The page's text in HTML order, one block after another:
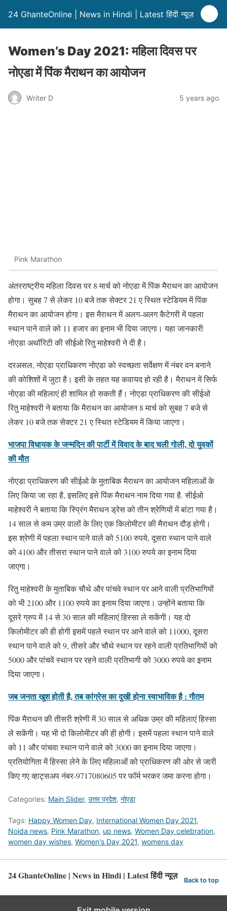
24 GhanteOnline | News in Hindi | Latest हिंदी न्यूज़
Women’s Day 2021: महिला दिवस पर
नोएडा में पिंक मैराथन का आयोजन
Writer D 5 years ago
Pink Marathon
अंतरराष्ट्रीय महिला दिवस पर 8 मार्च को नोएडा में पिंक मैराथन का आयोजन
होगा। सुबह 7 से लेकर 10 बजे तक सेक्टर 21 ए स्थित स्टेडियम में पिंक
मैराथन का आयोजन होगा। इस मैराथन में अलग-अलग कैटेगरी में पहला
स्थान पाने वाले को 11 हजार का इनाम भी दिया जाएगा। यहा जानकारी
नोएडा अथॉरिटी की सीईओ रितु माहेश्वरी ने दी है।
दरअसल, नोएडा प्राधिकरण नोएडा को स्वच्छता सर्वेक्षण में नंबर वन बनाने
की कोशिशों में जुटा है। इसी के तहत यह कवायद हो रही है। मैराथन में सिर्फ
नोएडा की महिलाएं ही शामिल हो सकती हैं। नोएडा प्राधिकरण की सीईओ
रितु माहेश्वरी ने बताया कि मैराथन का आयोजन 8 मार्च को सुबह 7 बजे से
लेकर 10 बजे तक सेक्टर 21 ए स्थित स्टेडियम में किया जाएगा।
भाजपा विधायक के जन्मदिन की पार्टी में विवाद के बाद चली गोली, दो युवकों
की मौत
नोएडा प्राधिकरण की सीईओ के मुताबिक मैराथन का आयोजन महिलाओं के
लिए किया जा रहा है, इसलिए इसे पिंक मैराथन नाम दिया गया है. सीईओ
माहेश्वरी ने बताया कि स्प्रिंग मैराथन ड्रेस को तीन श्रेणियों में बांटा गया है।
14 साल से कम उम्र वालों के लिए एक किलोमीटर की मैराथन दौड़ होगी।
इस श्रेणी में पहला स्थान पाने वाले को 5100 रुपये, दूसरा स्थान पाने वाले
को 4100 और तीसरा स्थान पाने वाले को 3100 रुपये का इनाम दिया
जाएगा।
रितु माहेश्वरी के मुताबिक चौथे और पांचवे स्थान पर आने वाली प्रतिभागियों
को भी 2100 और 1100 रुपये का इनाम दिया जाएगा। उन्होंने बताया कि
दूसरे ग्रुप में 14 से 30 साल की महिलाएं हिस्सा ले सकेंगी। यह दो
किलोमीटर की ही होगी इसमें पहले स्थान पर आने वाले को 11000, दूसरा
स्थान पाने वाले को 9, तीसरे और चौथे स्थान पर रहने वाली प्रतिभागियों को
5000 और पांचवें स्थान पर रहने वाली प्रतिभागी को 3000 रुपये का इनाम
दिया जाएगा।
जब जनता खुश होती है, तब कांग्रेस का दुखी होना स्वाभाविक है : गौतम
पिंक मैराथन की तीसरी श्रेणी में 30 साल से अधिक उम्र की महिलाएं हिस्सा
ले सकेंगी। यह भी दो किलोमीटर की ही होगी। इसमें पहला स्थान पाने वाले
को 11 और पांचवा स्थान पाने वाले को 3000 का इनाम दिया जाएगा।
प्रतियोगिता में हिस्सा लेने के लिए महिलाओं को प्राधिकरण की ओर से जारी
किए गए व्हाट्सअप नंबर-9717080605 पर फॉर्म भरकर जमा करना होगा।
Categories: Main Slider, उत्तर प्रदेश, नोएडा
Tags: Happy Women Day, International Women Day 2021,
Noida news, Pink Marathon, up news, Women Day celebration,
women day wishes, Women's Day 2021, womens day
24 GhanteOnline | News in Hindi | Latest हिंदी न्यूज़ Back to top